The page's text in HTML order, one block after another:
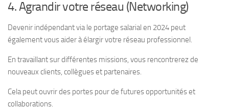
4. Agrandir votre réseau (Networking)
Devenir indépendant via le portage salarial en 2024 peut
également vous aider à élargir votre réseau professionnel.
En travaillant sur différentes missions, vous rencontrerez de
nouveaux clients, collègues et partenaires.
Cela peut ouvrir des portes pour de futures opportunités et
collaborations.